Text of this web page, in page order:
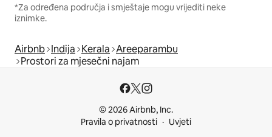
*Za određena područja i smještaje mogu vrijediti neke
iznimke.
Airbnb Indija Kerala Areeparambu
Prostori za mjesečni najam
© 2026 Airbnb, Inc.
Pravila o privatnosti
Uvjeti